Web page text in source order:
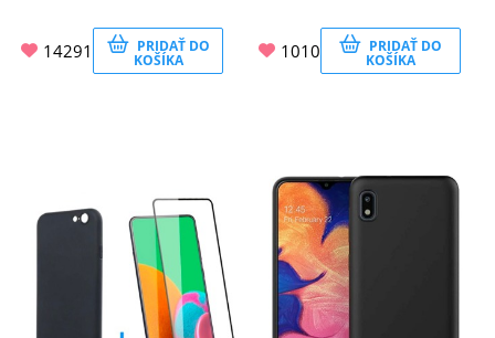
14291 PRIDAŤ DO
KOŠÍKA 1010 PRIDAŤ DO
KOŠÍKA